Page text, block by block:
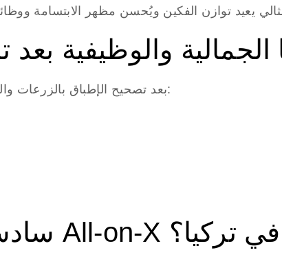
الجمالية والوظيفية
بعد تصحيح الإطباق بالزرعات والتيجان الرقمية، يلاحظ المرضى:
سادسًا: لماذا عيادة All-on-X في تركيا؟